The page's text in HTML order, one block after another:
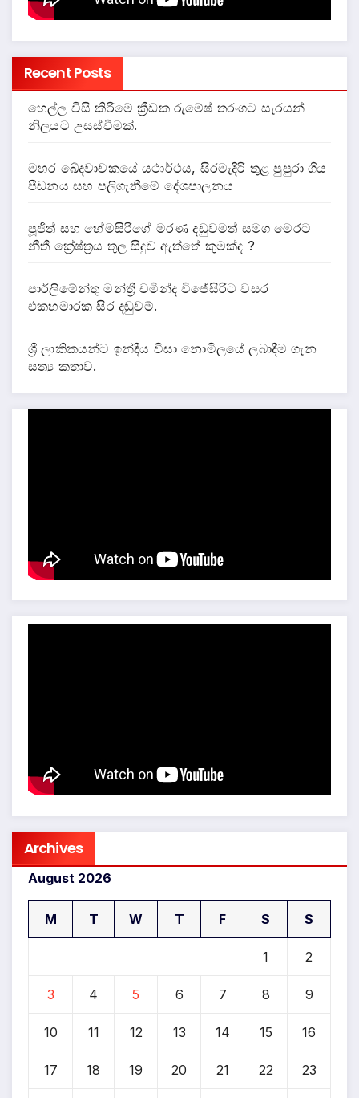
Recent Posts
හෙල්ල විසි කිරීමේ ක්‍රීඩක රුමේෂ් තරංගට සැරයන්
නිලයට උසස්වීමක්.
මහර ඛේදවාචකයේ යථාර්ථය, සිරමැදිරි තුළ පුපුරා ගිය
පීඩනය සහ පලිගැනීමේ දේශපාලනය
පූජිත් සහ හේමසිරිගේ මරණ දඩුවමත් සමග මෙරට
නීතී ක්‍රේෂ්ත්‍රය තුල සිදුව ඇත්තේ කුමක්ද ?
පාර්ලිමේන්තු මන්ත්‍රී චමින්ද විජේසිරිට වසර
එකහමාරක සිර දඬුවම්.
ශ්‍රී ලාකිකයන්ට ඉන්දීය වීසා නොමිලයේ ලබාදීම ගැන
සත්‍ය කතාව.
Archives
August 2026
M T W T F S S
1 2
3 4 5 6 7 8 9
10 11 12 13 14 15 16
17 18 19 20 21 22 23